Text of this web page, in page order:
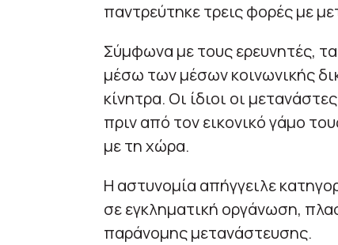
παντρεύτηκε τρεις φορές με
Σύμφωνα με τους ερευνητές,
μέσω των μέσων κοινωνικής
κίνητρα. Οι ίδιοι οι
πριν από τον εικονικό γάμο
με τη χώρα.
Η αστυνομία απήγγειλε
σε εγκληματική οργάνωση,
παράνομης μετανάστευσης.